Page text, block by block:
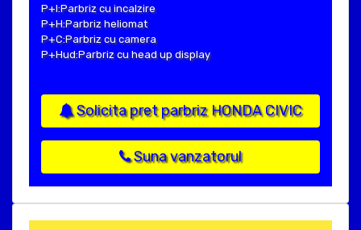
P+I:Parbriz cu incalzire
P+H:Parbriz heliomat
P+C:Parbriz cu camera
P+Hud:Parbriz cu head up display
Solicita pret parbriz HONDA CIVIC
Suna vanzatorul